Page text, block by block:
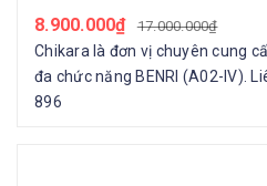
8.900.000₫ 17.000.000₫
Chikara là đơn vị chuyên cung
đa chức năng BENRI (A02-IV).
896